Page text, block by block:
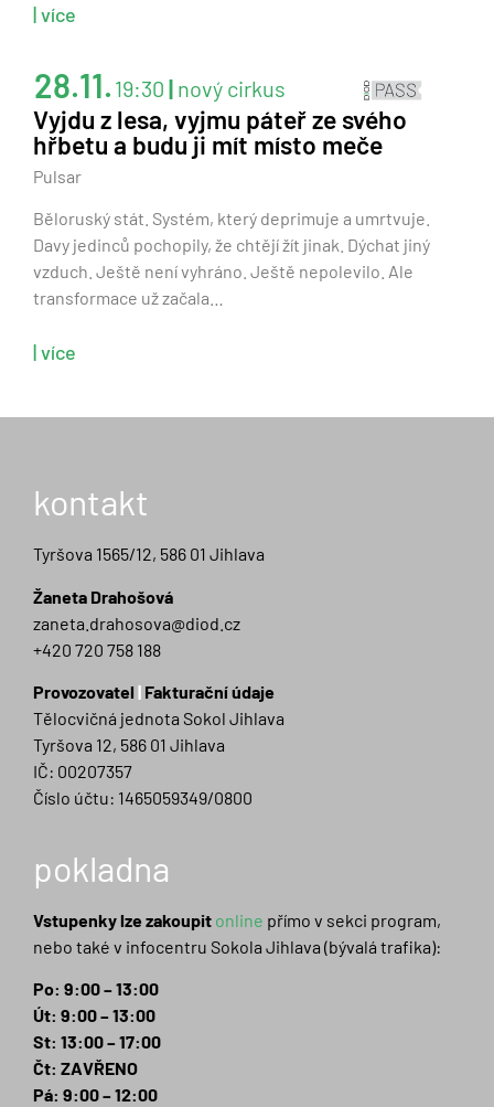
| více
28.11. 19:30 |nový cirkus
Vyjdu z lesa, vyjmu páteř ze svého
hřbetu a budu ji mít místo meče
Pulsar
Běloruský stát. Systém, který deprimuje a umrtvuje.
Davy jedinců pochopily, že chtějí žít jinak. Dýchat jiný
vzduch. Ještě není vyhráno. Ještě nepolevilo. Ale
transformace už začala…
| více
kontakt
Tyršova 1565/12, 586 01 Jihlava
Žaneta Drahošová
zaneta.drahosova@diod.cz
+420 720 758 188
Provozovatel | Fakturační údaje
Tělocvičná jednota Sokol Jihlava
Tyršova 12, 586 01 Jihlava
IČ: 00207357
Číslo účtu: 1465059349/0800
pokladna
Vstupenky lze zakoupit online přímo v sekci program,
nebo také v infocentru Sokola Jihlava (bývalá trafika):
Po: 9:00 – 13:00
Út: 9:00 – 13:00
St: 13:00 – 17:00
Čt: ZAVŘENO
Pá: 9:00 – 12:00